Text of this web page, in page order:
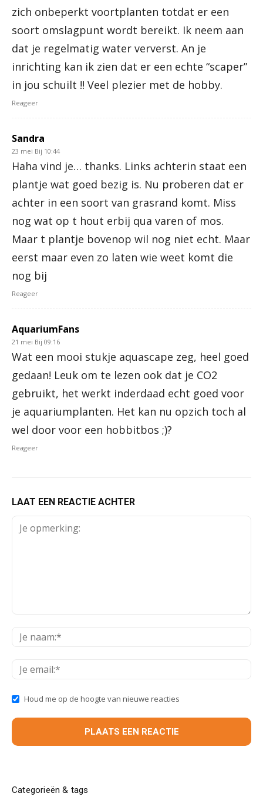
zich onbeperkt voortplanten totdat er een
soort omslagpunt wordt bereikt. Ik neem aan
dat je regelmatig water ververst. An je
inrichting kan ik zien dat er een echte “scaper”
in jou schuilt !! Veel plezier met de hobby.
Reageer
Sandra
23 mei Bij 10:44
Haha vind je… thanks. Links achterin staat een
plantje wat goed bezig is. Nu proberen dat er
achter in een soort van grasrand komt. Miss
nog wat op t hout erbij qua varen of mos.
Maar t plantje bovenop wil nog niet echt. Maar
eerst maar even zo laten wie weet komt die
nog bij
Reageer
AquariumFans
21 mei Bij 09:16
Wat een mooi stukje aquascape zeg, heel goed
gedaan! Leuk om te lezen ook dat je CO2
gebruikt, het werkt inderdaad echt goed voor
je aquariumplanten. Het kan nu opzich toch al
wel door voor een hobbitbos ;)?
Reageer
LAAT EEN REACTIE ACHTER
Houd me op de hoogte van nieuwe reacties
Categorieën & tags